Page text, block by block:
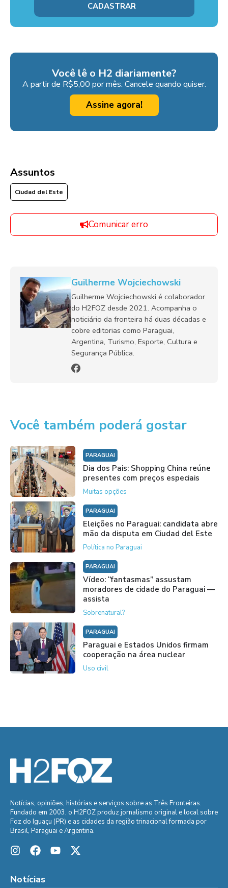
Você lê o H2 diariamente?
A partir de R$5,00 por mês. Cancele quando quiser.
Assine agora!
Assuntos
Ciudad del Este
Comunicar erro
Guilherme Wojciechowski
Guilherme Wojciechowski é colaborador
do H2FOZ desde 2021. Acompanha o
noticiário da fronteira há duas décadas e
cobre editorias como Paraguai,
Argentina, Turismo, Esporte, Cultura e
Segurança Pública.
Você também poderá gostar
PARAGUAI
Dia dos Pais: Shopping China reúne
presentes com preços especiais
Muitas opções
PARAGUAI
Eleições no Paraguai: candidata abre
mão da disputa em Ciudad del Este
Política no Paraguai
PARAGUAI
Vídeo: “fantasmas” assustam
moradores de cidade do Paraguai —
assista
Sobrenatural?
PARAGUAI
Paraguai e Estados Unidos firmam
cooperação na área nuclear
Uso civil
Notícias, opiniões, histórias e serviços sobre as Três Fronteiras.
Fundado em 2003, o H2FOZ produz jornalismo original e local sobre
Foz do Iguaçu (PR) e as cidades da região trinacional formada por
Brasil, Paraguai e Argentina.
Notícias